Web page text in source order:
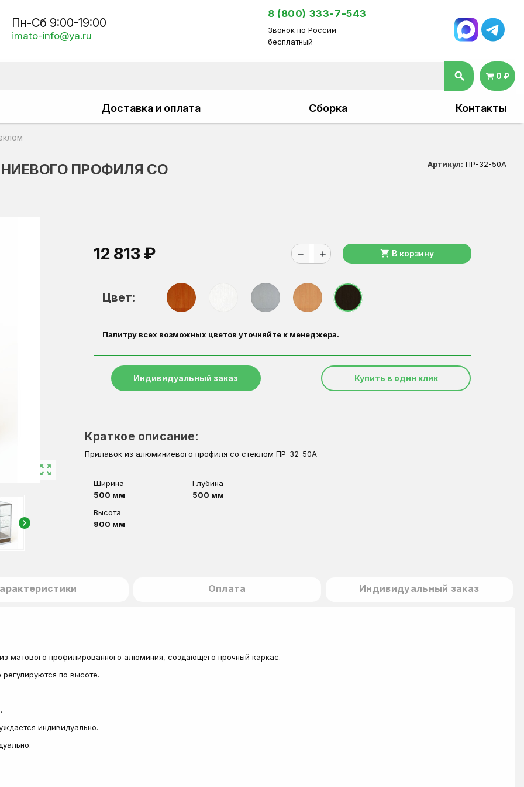
Пн-Сб 9:00-19:00
imato-info@ya.ru
8 (800) 333-7-543
Звонок по России
бесплатный
search 0 ₽
Доставка и оплата Сборка Контакты
ПРОФИЛЯ СО
Артикул: ПР-32-50А
zoom_out_map
chevron_right
12 813 ₽ remove add shopping_cart В корзину
Цвет:
Палитру всех возможных цветов уточняйте к менеджера.
Индивидуальный заказ Купить в один клик
Краткое описание:
Прилавок из алюминиевого профиля со стеклом ПР-32-50А
Ширина
500 мм
Глубина
500 мм
Высота
900 мм
Оплата Индивидуальный заказ
матового профилированного алюминия, создающего прочный каркас.
по высоте.
индивидуально.